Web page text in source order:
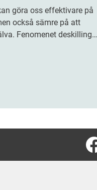
också sämre på att
Fenomenet deskilling